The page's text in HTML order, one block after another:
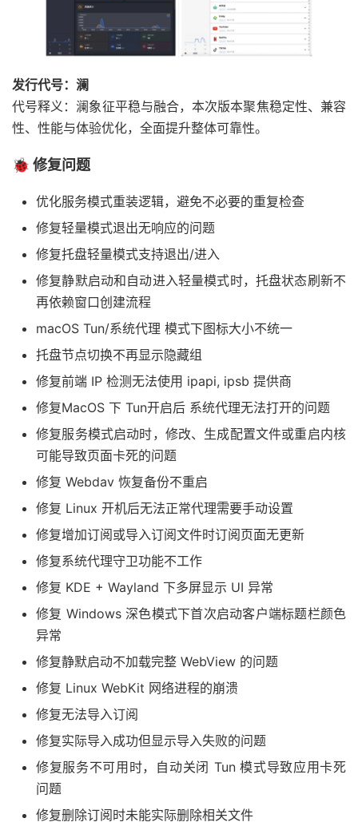
发行代号：澜
代号释义：澜象征平稳与融合，本次版本聚焦稳定性、兼容
性、性能与体验优化，全面提升整体可靠性。
🐞 修复问题
优化服务模式重装逻辑，避免不必要的重复检查
修复轻量模式退出无响应的问题
修复托盘轻量模式支持退出/进入
修复静默启动和自动进入轻量模式时，托盘状态刷新不
再依赖窗口创建流程
macOS Tun/系统代理 模式下图标大小不统一
托盘节点切换不再显示隐藏组
修复前端 IP 检测无法使用 ipapi, ipsb 提供商
修复MacOS 下 Tun开启后 系统代理无法打开的问题
修复服务模式启动时，修改、生成配置文件或重启内核
可能导致页面卡死的问题
修复 Webdav 恢复备份不重启
修复 Linux 开机后无法正常代理需要手动设置
修复增加订阅或导入订阅文件时订阅页面无更新
修复系统代理守卫功能不工作
修复 KDE + Wayland 下多屏显示 UI 异常
修复 Windows 深色模式下首次启动客户端标题栏颜色
异常
修复静默启动不加载完整 WebView 的问题
修复 Linux WebKit 网络进程的崩溃
修复无法导入订阅
修复实际导入成功但显示导入失败的问题
修复服务不可用时，自动关闭 Tun 模式导致应用卡死
问题
修复删除订阅时未能实际删除相关文件